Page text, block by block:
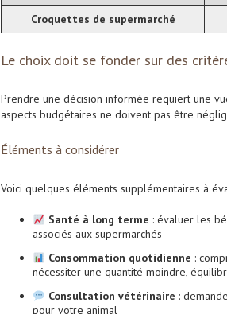
Croquettes de supermarché
Le choix doit se fonder sur des
Prendre une décision informée requiert une
aspects budgétaires ne doivent pas être
Éléments à considérer
Voici quelques éléments supplémentaires à
Santé à long terme : évaluer les
associés aux supermarchés
Consommation quotidienne :
nécessiter une quantité moindre,
Consultation vétérinaire :
pour votre animal